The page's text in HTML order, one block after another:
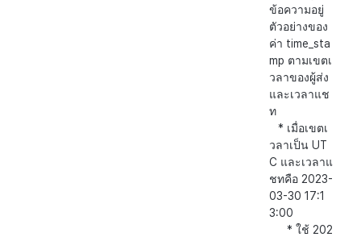
ข้อความอยู่
ตัวอย่างของ
ค่า time_sta
mp ตามเขตเ
วลาของผู้ส่ง
และเวลาแช
ท
* เมื่อเขตเ
วลาเป็น UT
C และเวลาแ
ชทคือ 2023-
03-30 17:1
3:00
* ใช้ 202